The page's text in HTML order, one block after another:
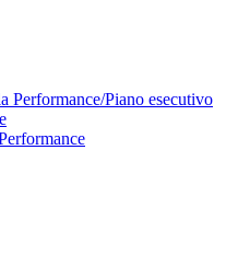
Performance/Piano esecutivo